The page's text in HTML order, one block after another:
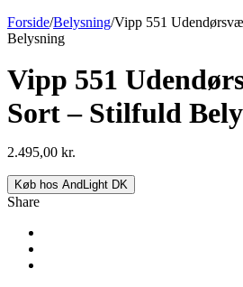
Forside/Belysning/Vipp 551
Belysning
Vipp 551
Sort – Stilfuld
2.495,00 kr.
Køb hos AndLight DK
Share